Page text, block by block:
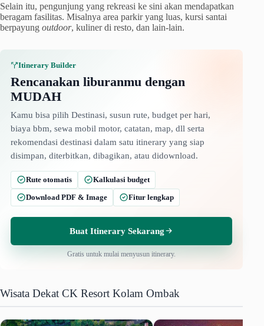
Selain itu, pengunjung yang rekreasi ke sini akan mendapatkan
beragam fasilitas. Misalnya area parkir yang luas, kursi santai
berpayung outdoor, kuliner di resto, dan lain-lain.
Itinerary Builder
Rencanakan liburanmu dengan
MUDAH
Kamu bisa pilih Destinasi, susun rute, budget per hari,
biaya bbm, sewa mobil motor, catatan, map, dll serta
rekomendasi destinasi dalam satu itinerary yang siap
disimpan, diterbitkan, dibagikan, atau didownload.
Rute otomatis
Kalkulasi budget
Download PDF & Image
Fitur lengkap
Buat Itinerary Sekarang
Gratis untuk mulai menyusun itinerary.
Wisata Dekat CK Resort Kolam Ombak